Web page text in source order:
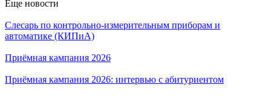
Еще новости
Слесарь по контрольно-измерительным приборам и
автоматике (КИПиА)
Приёмная кампания 2026
Приёмная кампания 2026: интервью с абитуриентом